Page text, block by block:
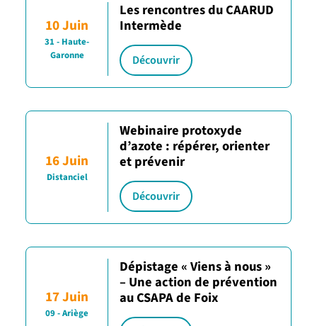
10 Juin
31 - Haute-
Garonne
Les rencontres du CAARUD
Intermède
Découvrir
16 Juin
Distanciel
Webinaire protoxyde
d’azote : répérer, orienter
et prévenir
Découvrir
17 Juin
09 - Ariège
Dépistage « Viens à nous »
– Une action de prévention
au CSAPA de Foix